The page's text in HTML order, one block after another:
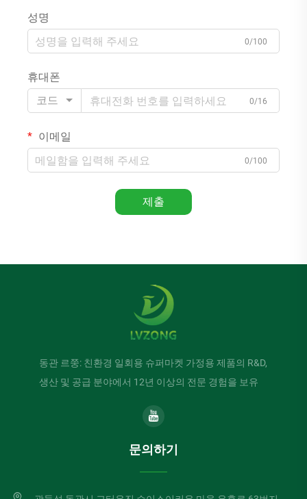
성명
0/100
휴대폰
코드
0/16
이메일
0/100
제출
동관 르쭝: 친환경 일회용 슈퍼마켓 가정용 제품의 R&D,
생산 및 공급 분야에서 12년 이상의 전문 경험을 보유
문의하기